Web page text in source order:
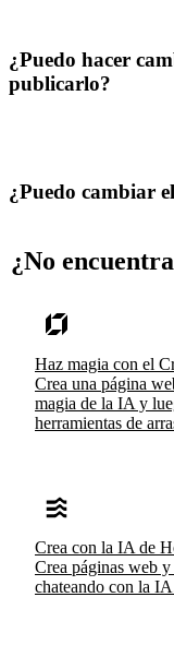
¿Puedo hacer
publicarlo?
¿Puedo cambiar
¿No
Haz magia con el
Crea una página
magia de la IA y
herramientas de
Crea con la IA de
Crea páginas web
chateando con la